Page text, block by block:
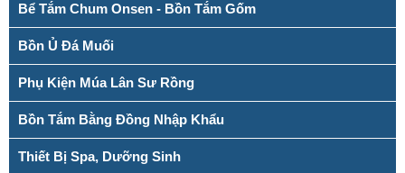
Bể Tắm Chum Onsen - Bồn Tắm Gốm
Bồn Ủ Đá Muối
Phụ Kiện Múa Lân Sư Rồng
Bồn Tắm Bằng Đồng Nhập Khẩu
Thiết Bị Spa, Dưỡng Sinh